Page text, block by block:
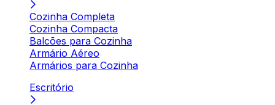
Cozinha Completa
Cozinha Compacta
Balcões para Cozinha
Armário Aéreo
Armários para Cozinha
Escritório